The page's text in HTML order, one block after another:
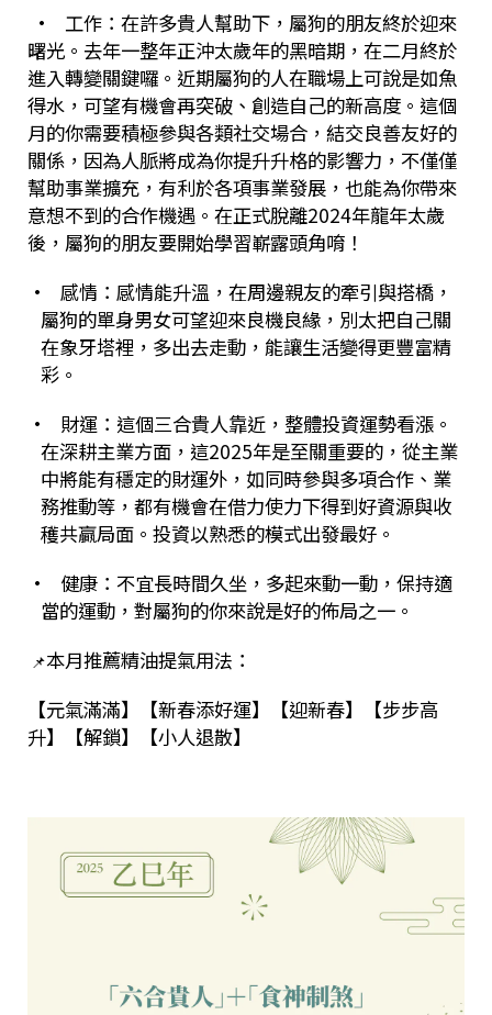
• 工作：在許多貴人幫助下，屬狗的朋友終於迎來
曙光。去年一整年正沖太歲年的黑暗期，在二月終於
進入轉變關鍵囉。近期屬狗的人在職場上可說是如魚
得水，可望有機會再突破、創造自己的新高度。這個
月的你需要積極參與各類社交場合，結交良善友好的
關係，因為人脈將成為你提升升格的影響力，不僅僅
幫助事業擴充，有利於各項事業發展，也能為你帶來
意想不到的合作機遇。在正式脫離2024年龍年太歲
後，屬狗的朋友要開始學習嶄露頭角唷！
• 感情：感情能升溫，在周邊親友的牽引與搭橋，
屬狗的單身男女可望迎來良機良緣，別太把自己關
在象牙塔裡，多出去走動，能讓生活變得更豐富精
彩。
• 財運：這個三合貴人靠近，整體投資運勢看漲。
在深耕主業方面，這2025年是至關重要的，從主業
中將能有穩定的財運外，如同時參與多項合作、業
務推動等，都有機會在借力使力下得到好資源與收
穫共贏局面。投資以熟悉的模式出發最好。
• 健康：不宜長時間久坐，多起來動一動，保持適
當的運動，對屬狗的你來說是好的佈局之一。
📌本月推薦精油提氣用法：
【元氣滿滿】【新春添好運】【迎新春】【步步高
升】【解鎖】【小人退散】